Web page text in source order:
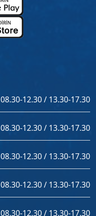
08.30-12.30 / 13.30-17.30
08.30-12.30 / 13.30-17.30
08.30-12.30 / 13.30-17.30
08.30-12.30 / 13.30-17.30
08.30-12.30 / 13.30-17.30